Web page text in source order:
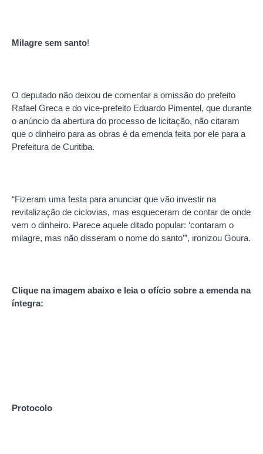
Milagre sem santo!
O deputado não deixou de comentar a omissão do prefeito
Rafael Greca e do vice-prefeito Eduardo Pimentel, que durante
o anúncio da abertura do processo de licitação, não citaram
que o dinheiro para as obras é da emenda feita por ele para a
Prefeitura de Curitiba.
“Fizeram uma festa para anunciar que vão investir na
revitalização de ciclovias, mas esqueceram de contar de onde
vem o dinheiro. Parece aquele ditado popular: ‘contaram o
milagre, mas não disseram o nome do santo’”, ironizou Goura.
Clique na imagem abaixo e leia o ofício sobre a emenda na
íntegra:
Protocolo